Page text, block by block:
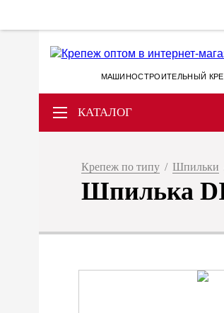
МАШИНОСТРОИТЕЛЬНЫЙ
КАТАЛОГ
Крепеж по типу / Шпильки
Шпилька